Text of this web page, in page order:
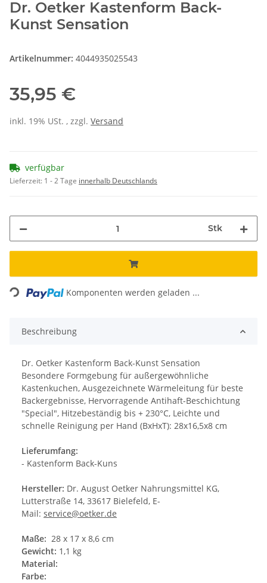
Dr. Oetker Kastenform Back-
Kunst Sensation
Artikelnummer: 4044935025543
35,95 €
inkl. 19% USt. , zzgl. Versand
verfügbar
Lieferzeit: 1 - 2 Tage innerhalb Deutschlands
Stk
Komponenten werden geladen ...
Beschreibung
Dr. Oetker Kastenform Back-Kunst Sensation
Besondere Formgebung für außergewöhnliche
Kastenkuchen, Ausgezeichnete Wärmeleitung für beste
Backergebnisse, Hervorragende Antihaft-Beschichtung
"Special", Hitzebeständig bis + 230°C, Leichte und
schnelle Reinigung per Hand (BxHxT): 28x16,5x8 cm
Lieferumfang:
- Kastenform Back-Kuns
Hersteller: Dr. August Oetker Nahrungsmittel KG,
Lutterstraße 14, 33617 Bielefeld, E-
Mail: service@oetker.de
Maße: 28 x 17 x 8,6 cm
Gewicht: 1,1 kg
Material:
Farbe: